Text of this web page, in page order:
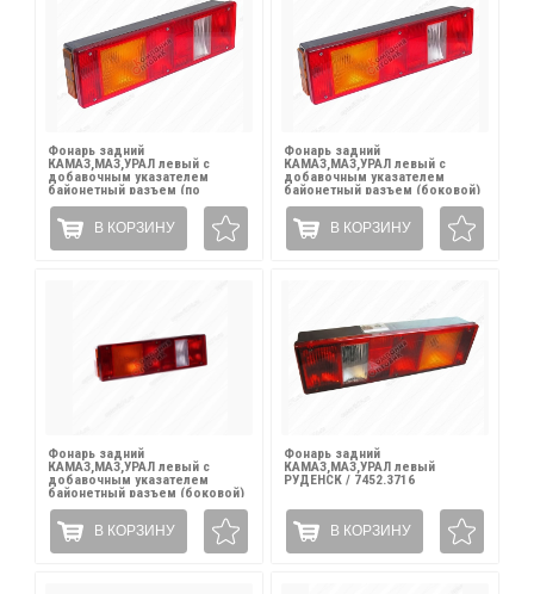
Фонарь задний
КАМАЗ,МАЗ,УРАЛ левый с
добавочным указателем
байонетный разъем (по
центру) РУДЕНСК / 7472.3716-
04
В КОРЗИНУ
Фонарь задний
КАМАЗ,МАЗ,УРАЛ левый с
добавочным указателем
байонетный разъем (боковой)
РУДЕНСК / 7472.3716-08
В КОРЗИНУ
Фонарь задний
КАМАЗ,МАЗ,УРАЛ левый с
добавочным указателем
байонетный разъем (боковой)
В КОРЗИНУ
Фонарь задний
КАМАЗ,МАЗ,УРАЛ левый
РУДЕНСК / 7452.3716
В КОРЗИНУ